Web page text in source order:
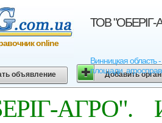
ТОВ "ОБЕРІГ-
Винницкая
площади,
online
объявление Добавить
АГРО".